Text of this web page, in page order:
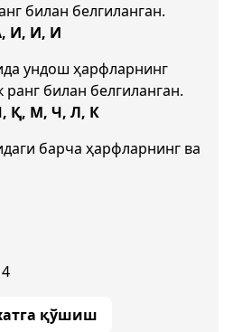
билан белгиланган.
И, И, И
ундош ҳарфларнинг
ранг билан белгиланган.
Қ, М, Ч, Л, К
барча ҳарфларнинг ва
қўшиш